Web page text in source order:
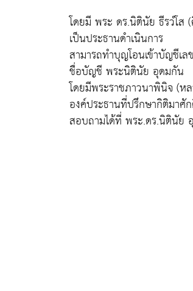
โดยมี พระ ดร.นิตินัย ธีรวํโส
เป็นประธานดำเนินการ
สามารถทำบุญโอนเข้าบัญชีเ
ชื่อบัญชี พระนิตินัย อุดมกัน
โดยมีพระราชภาวนาพินิจ (ห
องค์ประธานที่ปรึกษากิติมาศั
สอบถามได้ที่ พระ.ดร.นิตินัย